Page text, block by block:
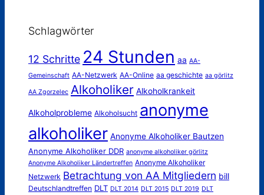
Schlagwörter
12 Schritte 24 Stunden aa AA-
Gemeinschaft AA-Netzwerk AA-Online aa geschichte aa görlitz
AA Zgorzelec Alkoholiker Alkoholkrankeit
Alkoholprobleme Alkoholsucht anonyme
alkoholiker Anonyme Alkoholiker Bautzen
Anonyme Alkoholiker DDR anonyme alkoholiker görlitz
Anonyme Alkoholiker Ländertreffen Anonyme Alkoholiker
Netzwerk Betrachtung von AA Mitgliedern bill
Deutschlandtreffen DLT DLT 2014 DLT 2015 DLT 2019 DLT